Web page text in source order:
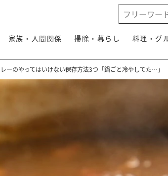
家族・人間関係 掃除・暮らし 料理・グ
ーのやってはいけない保存方法3つ「鍋ごと冷やしてた…」